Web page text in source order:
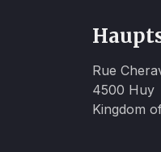
Rue
4500 Huy
Kingdom